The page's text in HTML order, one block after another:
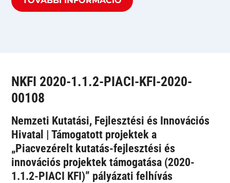
NKFI 2020-1.1.2-PIACI-KFI-2020-
00108
Nemzeti Kutatási, Fejlesztési és Innovációs
Hivatal | Támogatott projektek a
„Piacvezérelt kutatás-fejlesztési és
innovációs projektek támogatása (2020-
1.1.2-PIACI KFI)” pályázati felhívás